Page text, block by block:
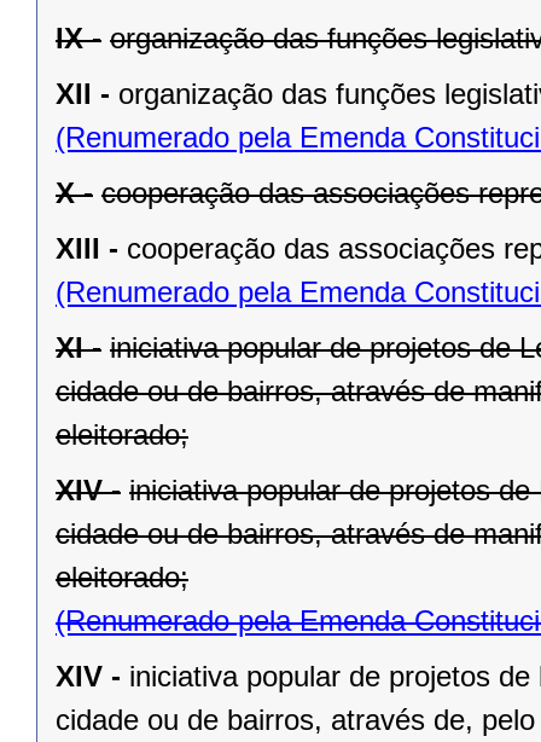
IX - organização das funções
XII - organização das funções
(Renumerado pela Emenda
X - cooperação das associações
XIII - cooperação das associações
(Renumerado pela Emenda
XI - iniciativa popular de projetos de
cidade ou de bairros, através de
eleitorado;
XIV - iniciativa popular de projetos
cidade ou de bairros, através de
eleitorado;
(Renumerado pela Emenda
XIV - iniciativa popular de projetos
cidade ou de bairros, através de,